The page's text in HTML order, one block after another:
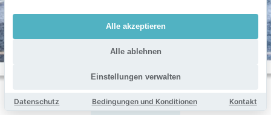
Alle akzeptieren
Alle ablehnen
Einstellungen verwalten
Datenschutz Bedingungen und Konditionen Kontakt